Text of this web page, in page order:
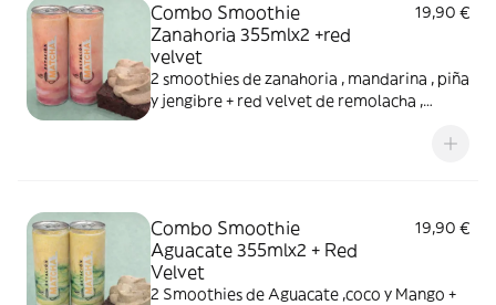
Combo Smoothie
Zanahoria 355mlx2 +red
velvet
19,90 €
2 smoothies de zanahoria , mandarina , piña
y jengibre + red velvet de remolacha ,
Combo Smoothie
Aguacate 355mlx2 + Red
Velvet
19,90 €
2 Smoothies de Aguacate ,coco y Mango +